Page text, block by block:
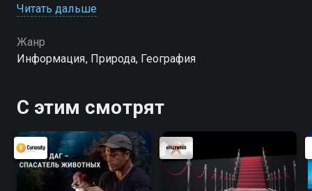
окружает
Читать дальше
Жанр
Информация, Природа, География
С этим смотрят